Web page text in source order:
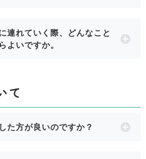
連れていく際、どんなこと
よいですか。
て
た方が良いのですか？